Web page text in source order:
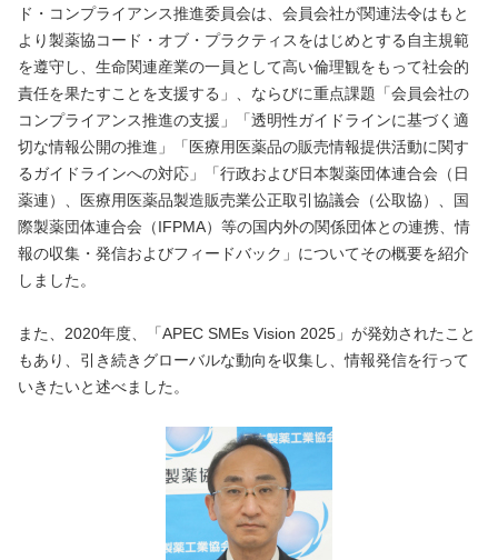
ド・コンプライアンス推進委員会は、会員会社が関連法令はもと
より製薬協コード・オブ・プラクティスをはじめとする自主規範
を遵守し、生命関連産業の一員として高い倫理観をもって社会的
責任を果たすことを支援する」、ならびに重点課題「会員会社の
コンプライアンス推進の支援」「透明性ガイドラインに基づく適
切な情報公開の推進」「医療用医薬品の販売情報提供活動に関す
るガイドラインへの対応」「行政および日本製薬団体連合会（日
薬連）、医療用医薬品製造販売業公正取引協議会（公取協）、国
際製薬団体連合会（IFPMA）等の国内外の関係団体との連携、情
報の収集・発信およびフィードバック」についてその概要を紹介
しました。
また、2020年度、「APEC SMEs Vision 2025」が発効されたこと
もあり、引き続きグローバルな動向を収集し、情報発信を行って
いきたいと述べました。